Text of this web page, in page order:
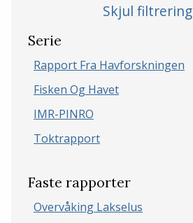
Skjul filtrering
Serie
Rapport Fra Havforskningen
Fisken Og Havet
IMR-PINRO
Toktrapport
Faste rapporter
Overvåking Lakselus